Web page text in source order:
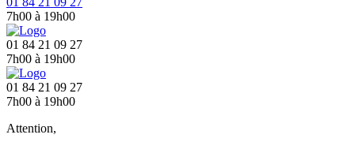
7h00 à 19h00
01 84 21 09 27
7h00 à 19h00
01 84 21 09 27
7h00 à 19h00
Attention,